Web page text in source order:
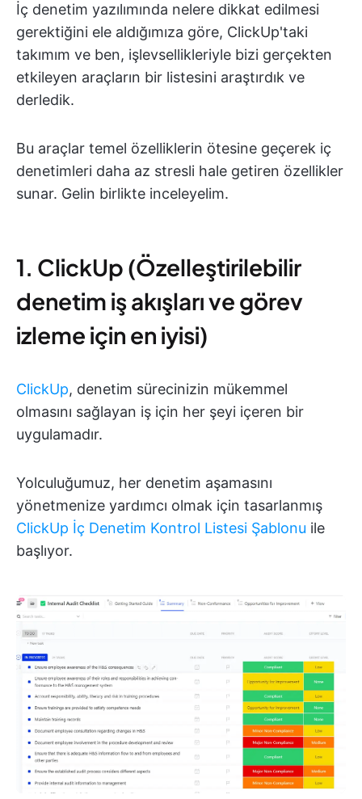
İç denetim yazılımında nelere dikkat edilmesi
gerektiğini ele aldığımıza göre, ClickUp'taki
takımım ve ben, işlevsellikleriyle bizi gerçekten
etkileyen araçların bir listesini araştırdık ve
derledik.
Bu araçlar temel özelliklerin ötesine geçerek iç
denetimleri daha az stresli hale getiren özellikler
sunar. Gelin birlikte inceleyelim.
1. ClickUp (Özelleştirilebilir
denetim iş akışları ve görev
izleme için en iyisi)
ClickUp, denetim sürecinizin mükemmel
olmasını sağlayan iş için her şeyi içeren bir
uygulamadır.
Yolculuğumuz, her denetim aşamasını
yönetmenize yardımcı olmak için tasarlanmış
ClickUp İç Denetim Kontrol Listesi Şablonu ile
başlıyor.